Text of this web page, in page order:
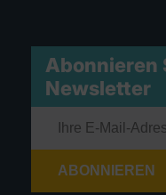
Abonnieren
Newsletter
ABONNIEREN